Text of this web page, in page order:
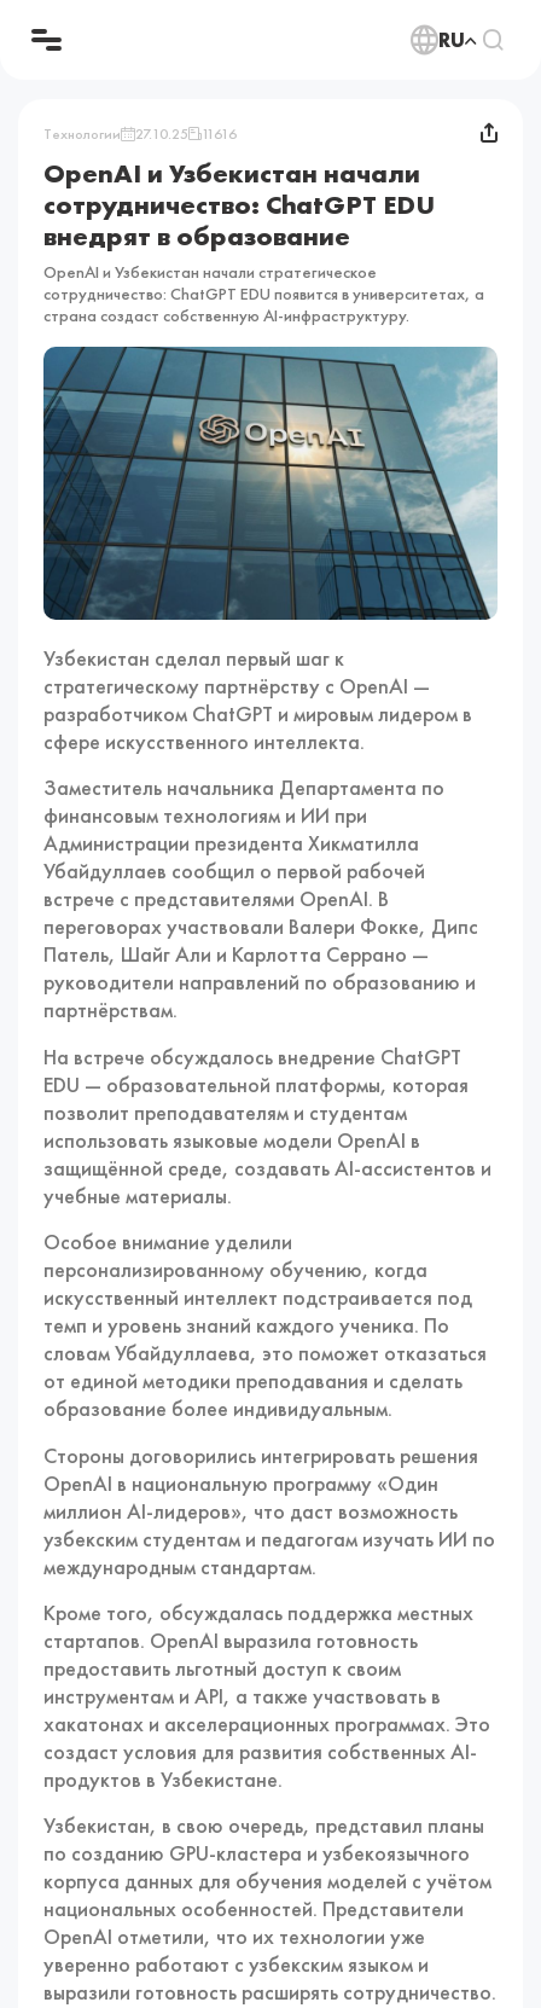
RU
Технологии 27.10.25 11616
OpenAI и Узбекистан начали
сотрудничество: ChatGPT EDU
внедрят в образование
OpenAI и Узбекистан начали стратегическое
сотрудничество: ChatGPT EDU появится в университетах, а
страна создаст собственную AI-инфраструктуру.
Узбекистан сделал первый шаг к
стратегическому партнёрству с OpenAI —
разработчиком ChatGPT и мировым лидером в
сфере искусственного интеллекта.
Заместитель начальника Департамента по
финансовым технологиям и ИИ при
Администрации президента Хикматилла
Убайдуллаев сообщил о первой рабочей
встрече с представителями OpenAI. В
переговорах участвовали Валери Фокке, Дипс
Патель, Шайг Али и Карлотта Серрано —
руководители направлений по образованию и
партнёрствам.
На встрече обсуждалось внедрение ChatGPT
EDU — образовательной платформы, которая
позволит преподавателям и студентам
использовать языковые модели OpenAI в
защищённой среде, создавать AI-ассистентов и
учебные материалы.
Особое внимание уделили
персонализированному обучению, когда
искусственный интеллект подстраивается под
темп и уровень знаний каждого ученика. По
словам Убайдуллаева, это поможет отказаться
от единой методики преподавания и сделать
образование более индивидуальным.
Стороны договорились интегрировать решения
OpenAI в национальную программу «Один
миллион AI-лидеров», что даст возможность
узбекским студентам и педагогам изучать ИИ по
международным стандартам.
Кроме того, обсуждалась поддержка местных
стартапов. OpenAI выразила готовность
предоставить льготный доступ к своим
инструментам и API, а также участвовать в
хакатонах и акселерационных программах. Это
создаст условия для развития собственных AI-
продуктов в Узбекистане.
Узбекистан, в свою очередь, представил планы
по созданию GPU-кластера и узбекоязычного
корпуса данных для обучения моделей с учётом
национальных особенностей. Представители
OpenAI отметили, что их технологии уже
уверенно работают с узбекским языком и
выразили готовность расширять сотрудничество.